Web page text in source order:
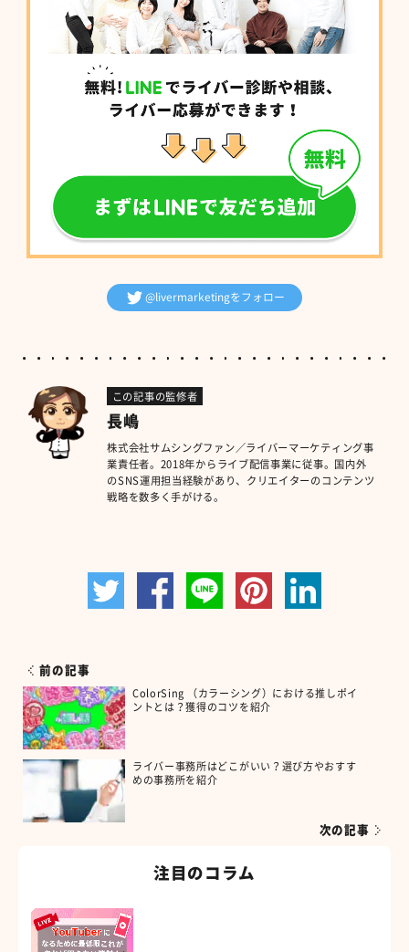
@livermarketingをフォロー
この記事の監修者
長嶋
株式会社サムシングファン／ライバーマーケティング事
業責任者。2018年からライブ配信事業に従事。国内外
のSNS運用担当経験があり、クリエイターのコンテンツ
戦略を数多く手がける。
前の記事
ColorSing （カラーシング）における推しポイ
ントとは？獲得のコツを紹介
次の記事
ライバー事務所はどこがいい？選び方やおすす
めの事務所を紹介
注目のコラム